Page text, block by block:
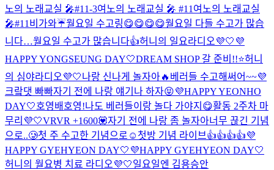
노의 노래교실 🎤#11-3여노의 노래교실 🎤 #11 여노의 노래교실
🎤#11 비가와☔️월요일 수고링😋😋😋😋월요일 다들 수고가 많습
니다…월요일 수고가 많습니다👍허니의 일요라디오💜🤍 💜
HAPPY YONGSEUNG DAY🤍DREAM SHOP 갈 준비!!⭐️허니
의 심야라디오💜🤍나랑 신나게 놀자아🔥 베러들 수고해써어~~💜
크랔댓 빠빠자기 전에 나랑 얘기나 하자😝💜HAPPY YEONHO
DAY🤍호영배 호영!나도 베러들이랑 놀다 가야지😋활동 2주차 마
무리💜🤍VRVR +1600💟자기 전에 나랑 좀 놀자아너무 끊긴 기념
으로..🥲첫 주 수고한 기념으로☺️ 첫방 기념 라이브👍👍👍👍💜
HAPPY GYEHYEON DAY🤍 💜HAPPY GYEHYEON DAY🤍
허니의 월요병 치료 라디오💜🤍일요일엔 김용승안